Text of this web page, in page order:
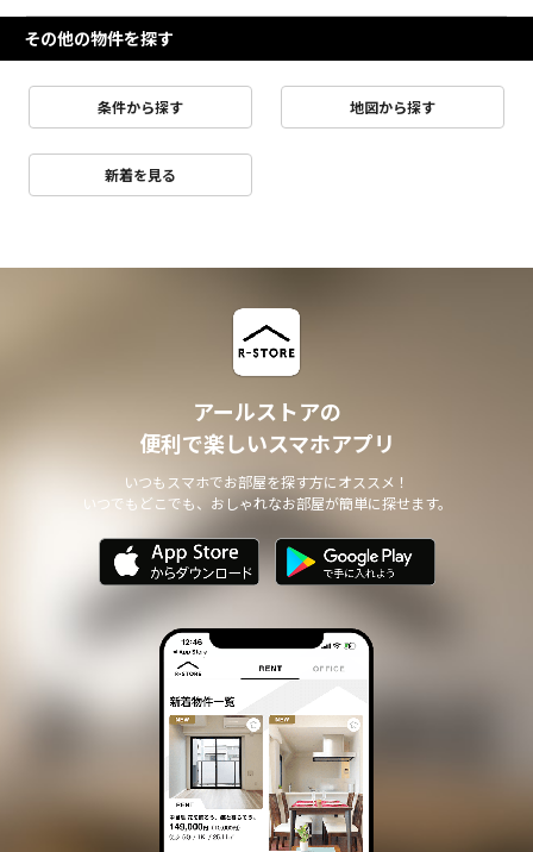
その他の物件を探す
条件から探す 地図から探す
新着を見る
アールストアの
便利で楽しいスマホアプリ
いつもスマホでお部屋を探す方にオススメ！
いつでもどこでも、おしゃれなお部屋が簡単に探せます。